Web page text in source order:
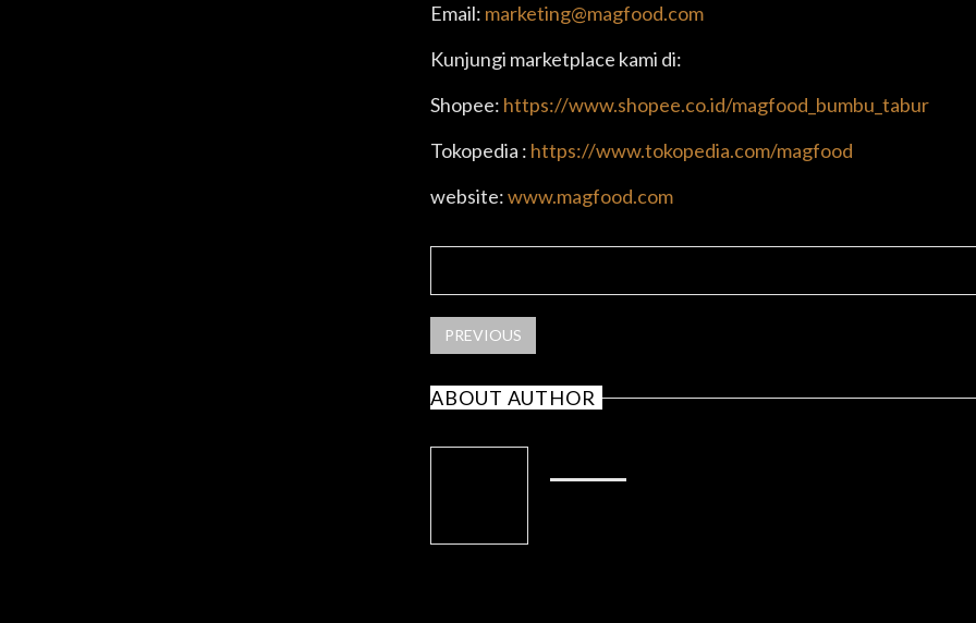
Email: marketing@magfood.com
Kunjungi marketplace kami di:
Shopee: https://www.shopee.co.id/magfood_bumbu_tabur
Tokopedia : https://www.tokopedia.com/magfood
website:www.magfood.com
PREVIOUS
ABOUT AUTHOR